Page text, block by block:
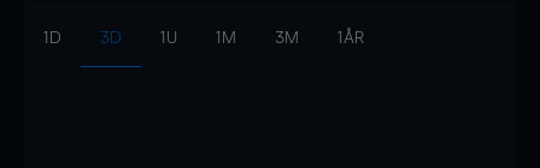
1D 3D 1U 1M 3M 1ÅR